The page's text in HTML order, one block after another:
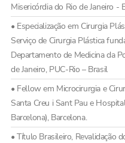
Misericórdia do Rio de Janeiro -
• Especialização em Cirurgia
Serviço de Cirurgia Plástica
Departamento de Medicina da
de Janeiro, PUC-Rio – Brasil
• Fellow em Microcirurgia e
Santa Creu i Sant Pau e
Barcelona), Barcelona.
• Título Brasileiro, Revalidação